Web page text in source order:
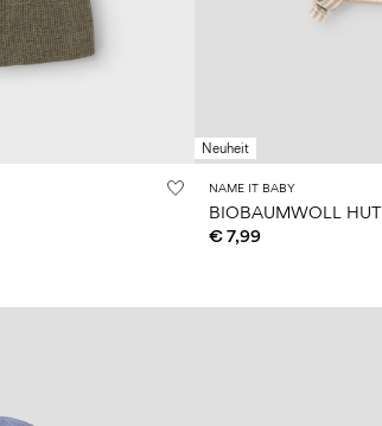
Neuheit
NAME IT BABY
BIOBAUMWOLL HUT
€ 7,99